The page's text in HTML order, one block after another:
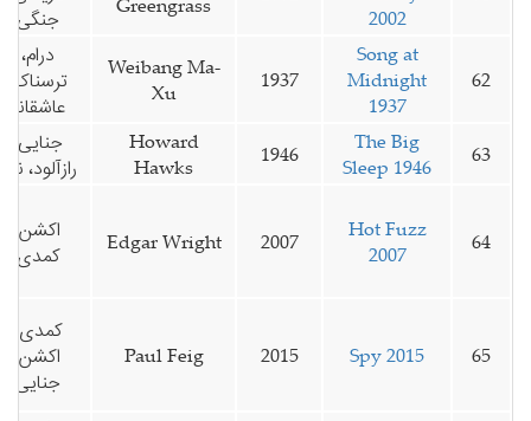
2002
جنگی
62
Song at
Midnight
1937
1937
Weibang Ma-
Xu
درام،
ترسناک،
عاشقانه
63
The Big
Sleep 1946
1946
Howard
Hawks
جنایی،
رازآلود،
64
Hot Fuzz
2007
2007
Edgar Wright
اکشن،
کمدی
65
Spy 2015
2015
Paul Feig
کمدی،
اکشن،
جنایی